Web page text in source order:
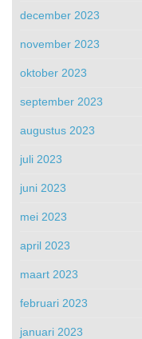
december 2023
november 2023
oktober 2023
september 2023
augustus 2023
juli 2023
juni 2023
mei 2023
april 2023
maart 2023
februari 2023
januari 2023